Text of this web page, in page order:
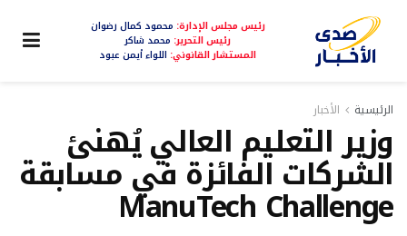
رئيس مجلس الإدارة: محمود كمال رضوان
رئيس التحرير: محمد شاكر
المستشار القانوني: اللواء أيمن عبود
الرئيسية الأخبار
وزير التعليم العالي يُهنئ
الشركات الفائزة في مسابقة
ManuTech Challenge